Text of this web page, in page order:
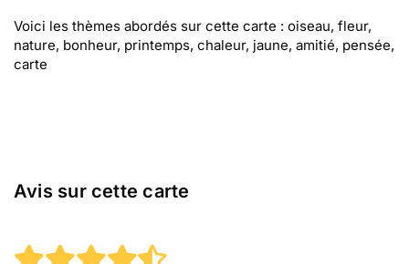
Voici les thèmes abordés sur cette carte : oiseau, fleur,
nature, bonheur, printemps, chaleur, jaune, amitié, pensée,
carte
Avis sur cette carte